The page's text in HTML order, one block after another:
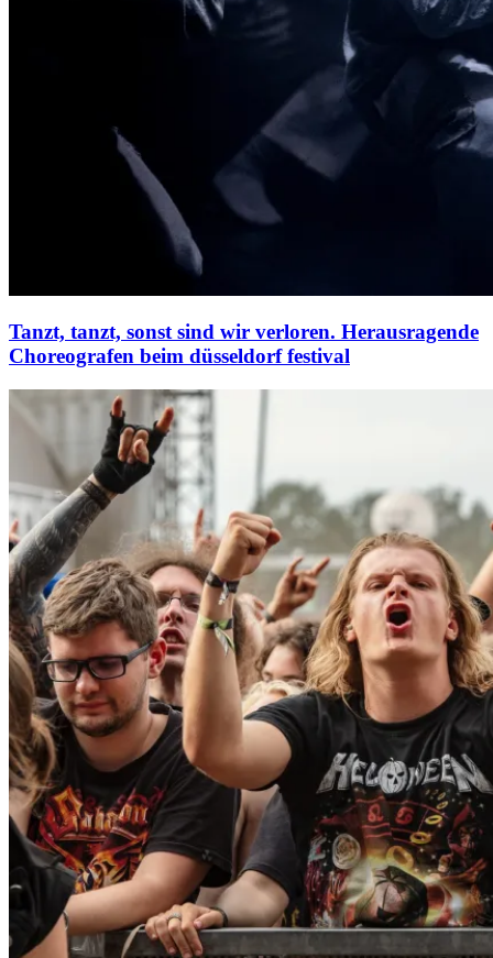
Tanzt, tanzt, sonst sind wir verloren. Herausragende
Choreografen beim düsseldorf festival